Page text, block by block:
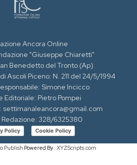
Ancora Online
"Giuseppe Chiaretti"
Benedetto del Tronto (Ap)
Ascoli Piceno: N. 211 del 24/5/1994
Simone Incicco
Editoriale: Pietro Pompei
settimanaleancora@gmail.com
Redazione: 328/6325380
Policy Cookie Policy
Publish Powered By : XYZScripts.com